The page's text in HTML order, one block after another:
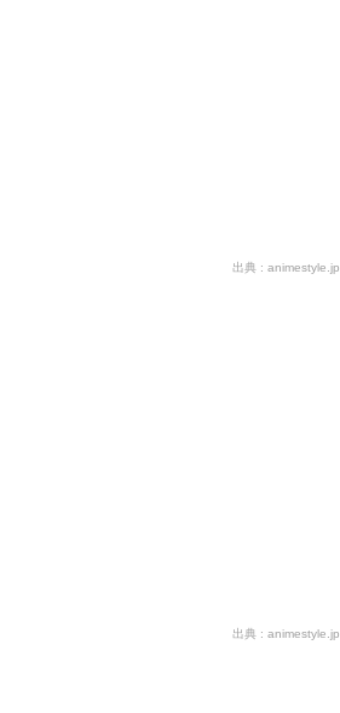
animestyle.jp
animestyle.jp